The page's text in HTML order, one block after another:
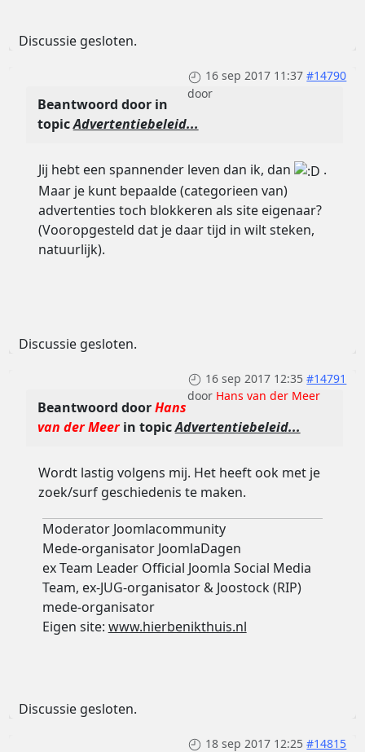
Discussie gesloten.
16 sep 2017 11:37 #14790
door
Beantwoord door in
topicAdvertentiebeleid...
Jij hebt een spannender leven dan ik, dan
.
Maar je kunt bepaalde (categorieen van)
advertenties toch blokkeren als site eigenaar?
(Vooropgesteld dat je daar tijd in wilt steken,
natuurlijk).
Discussie gesloten.
16 sep 2017 12:35 #14791
door Hans van der Meer
Beantwoord doorHans
van der Meerin topicAdvertentiebeleid...
Wordt lastig volgens mij. Het heeft ook met je
zoek/surf geschiedenis te maken.
Moderator Joomlacommunity
Mede-organisator JoomlaDagen
ex Team Leader Official Joomla Social Media
Team, ex-JUG-organisator & Joostock (RIP)
mede-organisator
Eigen site: www.hierbenikthuis.nl
Discussie gesloten.
18 sep 2017 12:25 #14815